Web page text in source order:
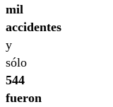
mil
accidentes
y
sólo
544
fueron